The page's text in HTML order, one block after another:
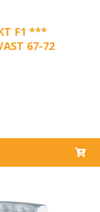
F1 ***
67-72